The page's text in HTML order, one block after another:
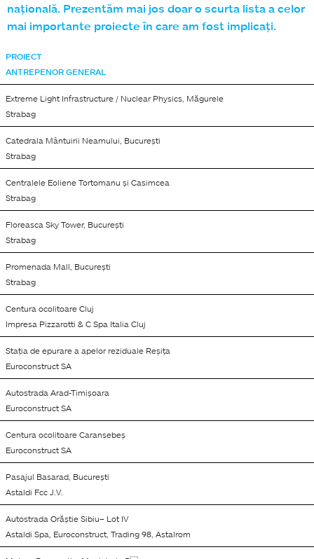
națională. Prezentăm mai jos doar o scurta lista a celor
mai importante proiecte în care am fost implicați.
PROIECT
ANTREPENOR GENERAL
Extreme Light Infrastructure / Nuclear Physics, Măgurele
Strabag
Catedrala Mântuirii Neamului, București
Strabag
Centralele Eoliene Tortomanu și Casimcea
Strabag
Floreasca Sky Tower, București
Strabag
Promenada Mall, București
Strabag
Centura ocolitoare Cluj
Impresa Pizzarotti & C Spa Italia Cluj
Stația de epurare a apelor reziduale Reșița
Euroconstruct SA
Autostrada Arad-Timișoara
Euroconstruct SA
Centura ocolitoare Caransebeș
Euroconstruct SA
Pasajul Basarad, București
Astaldi Fcc J.V.
Autostrada Orăștie Sibiu– Lot IV
Astaldi Spa, Euroconstruct, Trading 98, Astalrom